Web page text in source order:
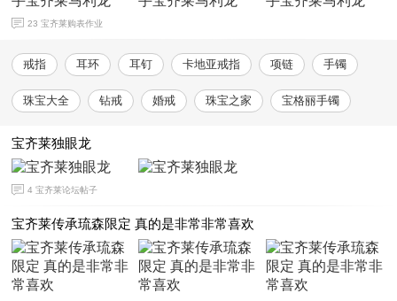
23 宝齐莱购表作业
戒指 耳环 耳钉 卡地亚戒指 项链 手镯
珠宝大全 钻戒 婚戒 珠宝之家 宝格丽手镯
宝齐莱独眼龙
4 宝齐莱论坛帖子
宝齐莱传承琉森限定 真的是非常非常喜欢